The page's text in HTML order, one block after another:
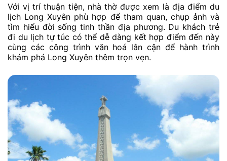
Với vị trí thuận tiện, nhà thờ được xem là địa điểm du
lịch Long Xuyên phù hợp để tham quan, chụp ảnh và
tìm hiểu đời sống tinh thần địa phương. Du khách trẻ
đi du lịch tự túc có thể dễ dàng kết hợp điểm đến này
cùng các công trình văn hoá lân cận để hành trình
khám phá Long Xuyên thêm trọn vẹn.